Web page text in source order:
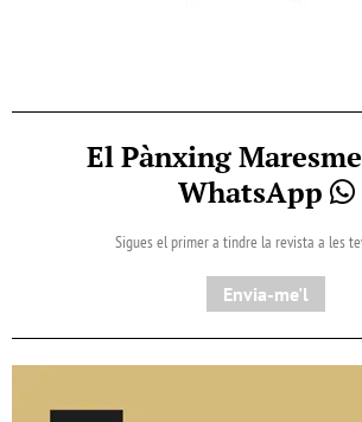
El Pànxing
WhatsApp
Sigues el primer a tindre la revista a les
Envia-me'l